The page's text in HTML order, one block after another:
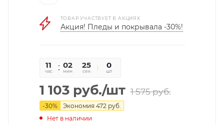
ТОВАР УЧАСТВУЕТ В АКЦИЯХ
Акция! Пледы и покрывала -30%!
11
час
02
мин
25
сек
0
шт
1 103руб./шт 1 575руб.
-30% Экономия 472руб.
Нет в наличии